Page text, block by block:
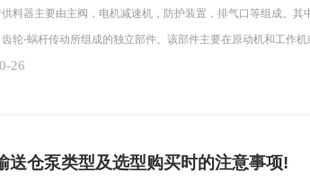
器主要由主阀，电机减速机，防护装置，排气口等组成。其
轮-蜗杆传动所组成的独立部件。该部件主要在原动机和工作
26
送仓泵类型及选型购买时的注意事项!